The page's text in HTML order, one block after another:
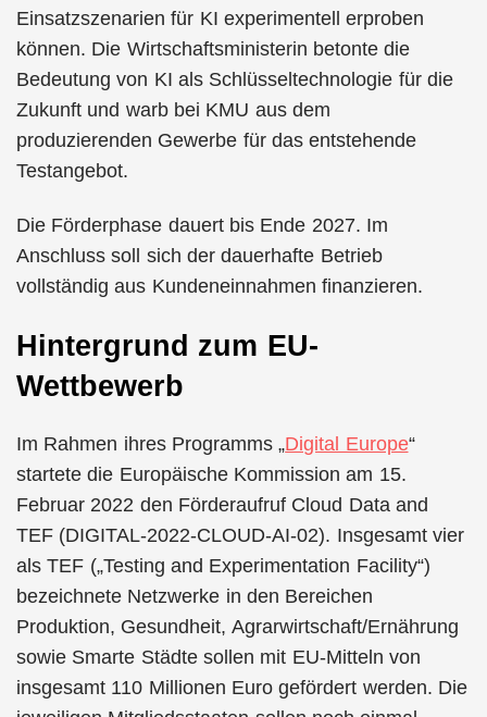
Einsatzszenarien für KI experimentell erproben
können. Die Wirtschaftsministerin betonte die
Bedeutung von KI als Schlüsseltechnologie für die
Zukunft und warb bei KMU aus dem
produzierenden Gewerbe für das entstehende
Testangebot.
Die Förderphase dauert bis Ende 2027. Im
Anschluss soll sich der dauerhafte Betrieb
vollständig aus Kundeneinnahmen finanzieren.
Hintergrund zum EU-
Wettbewerb
Im Rahmen ihres Programms „Digital Europe“
startete die Europäische Kommission am 15.
Februar 2022 den Förderaufruf Cloud Data and
TEF (DIGITAL-2022-CLOUD-AI-02). Insgesamt vier
als TEF („Testing and Experimentation Facility“)
bezeichnete Netzwerke in den Bereichen
Produktion, Gesundheit, Agrarwirtschaft/Ernährung
sowie Smarte Städte sollen mit EU-Mitteln von
insgesamt 110 Millionen Euro gefördert werden. Die